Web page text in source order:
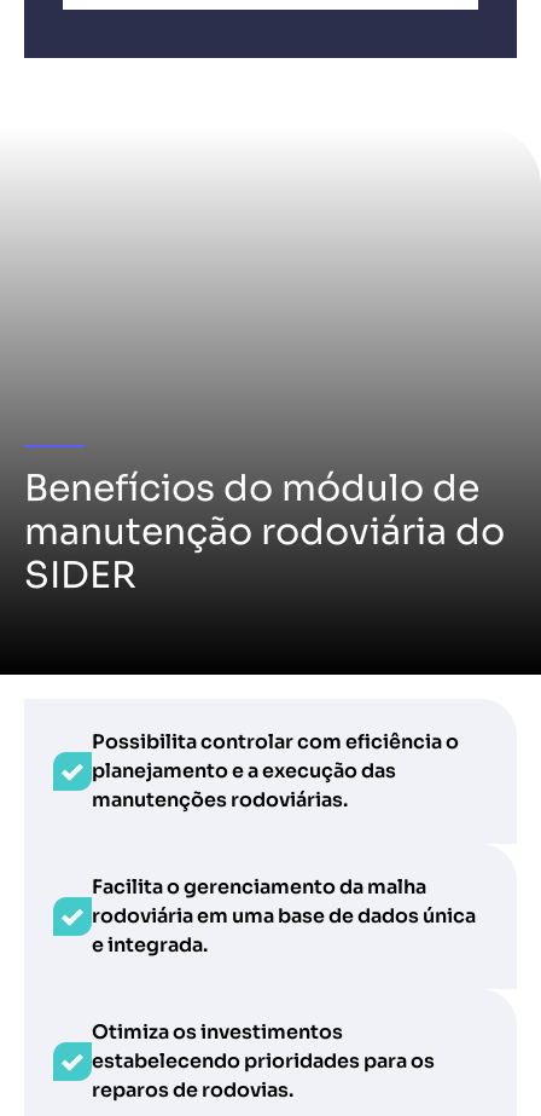
Benefícios do módulo de
manutenção rodoviária do
SIDER
Possibilita controlar com eficiência o
planejamento e a execução das
manutenções rodoviárias.
Facilita o gerenciamento da malha
rodoviária em uma base de dados única
e integrada.
Otimiza os investimentos
estabelecendo prioridades para os
reparos de rodovias.